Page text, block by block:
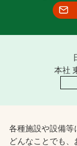
本社
各種施設や設備等
どんなことでも